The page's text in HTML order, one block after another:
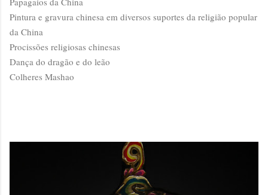
Pintura e gravura chinesa em diversos suportes da religião popular
da China
Procissões religiosas chinesas
Dança do dragão e do leão
Colheres Mashao